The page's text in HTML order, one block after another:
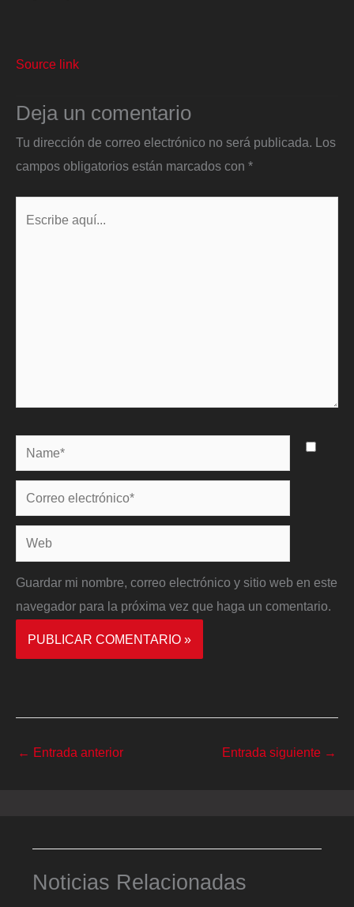
Source link
Deja un comentario
Tu dirección de correo electrónico no será publicada. Los
campos obligatorios están marcados con *
Name*
Correo
electrónico*
Web
Guardar mi nombre, correo electrónico y sitio web en este
navegador para la próxima vez que haga un comentario.
← Entrada anterior Entrada siguiente →
Noticias Relacionadas